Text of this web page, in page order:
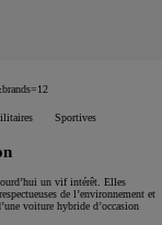
Sportives
un vif intérêt. Elles
de l’environnement et
voiture hybride d’occasion